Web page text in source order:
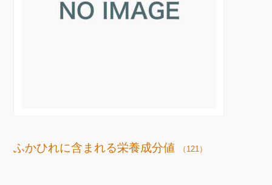
ふかひれに含まれる栄養成分値 （121）